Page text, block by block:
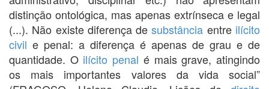
distinção ontológica, mas apenas extrínseca e legal
(...). Não existe diferença desubstância entre ilícito
civil e penal: a diferença é apenas de grau e de
quantidade. O ilícito penal é mais grave, atingindo
os mais importantes valores da vida social”